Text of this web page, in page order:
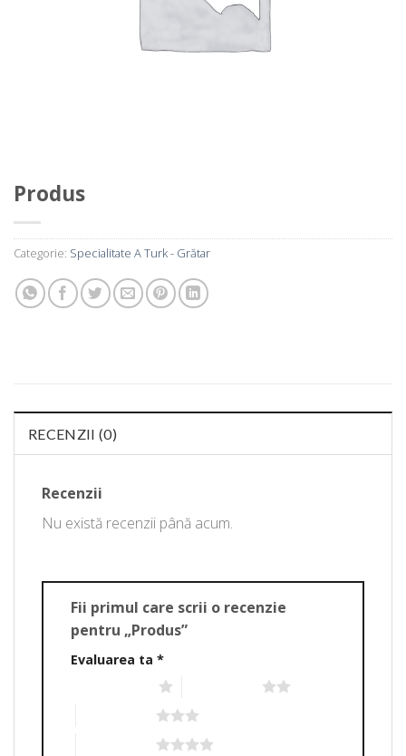
Produs
Categorie: Specialitate A Turk - Grătar
RECENZII (0)
Recenzii
Nu există recenzii până acum.
Fii primul care scrii o recenzie
pentru „Produs”
Evaluarea ta *